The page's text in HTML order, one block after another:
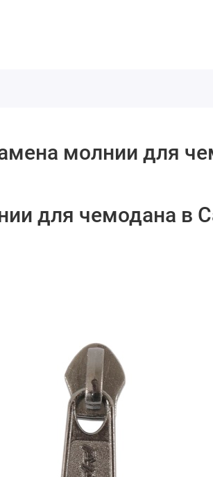
молнии для
для чемодана в